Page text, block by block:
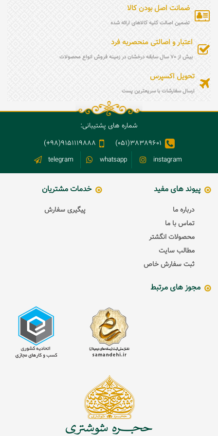
ضمانت اصل بودن کالا
تضمین اصالت کلیه کالاهای ارائه شده
اعتبار و اصالتی منحصربه فرد
بیش از 70 سال سابقه درخشان در زمینه فروش انواع محصولات
تحویل اکسپرس
ارسال سفارشات با سریعترین پست
شماره های پشتیبانی:
38389601(051)
9151119888(98+)
instagram
whatsapp
telegram
پیوند های مفید
درباره ما
تماس با ما
محصولات انگشتر
مطالب سایت
ثبت سفارش خاص
خدمات مشتریان
پیگیری سفارش
مجوز های مرتبط